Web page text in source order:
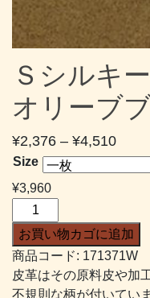
Ｓシルキ
オリーブ
¥2,376 – ¥4,510価
格
–
Size
¥3,960
シ
ル
キ
ー
お買い物カゴに追加
商品コード: 171371W
皮革はその原料皮や加
不規則な柄が付いてい